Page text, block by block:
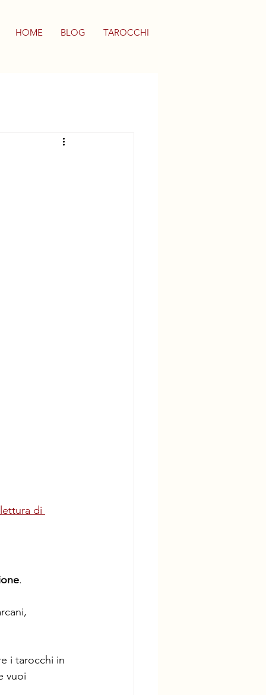
HOME BLOG TAROCCHI
lettura di
.
i tarocchi in
vuoi